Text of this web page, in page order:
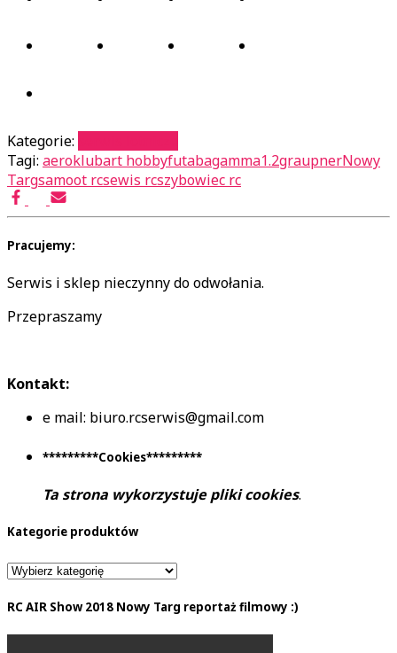
Kategorie:
Tagi: aeroklubart hobbyfutabagamma1.2graupnerNowy
Targsamoot rcsewis rcszybowiec rc
Pracujemy:
Serwis i sklep nieczynny do odwołania.
Przepraszamy
Kontakt:
e mail: biuro.rcserwis@gmail.com
*********Cookies*********
Ta strona wykorzystuje pliki cookies.
Kategorie produktów
RC AIR Show 2018 Nowy Targ reportaż filmowy :)